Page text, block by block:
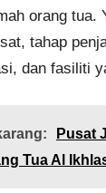
orang tua.
tahap
dan fasiliti
Pusat
Tua Al